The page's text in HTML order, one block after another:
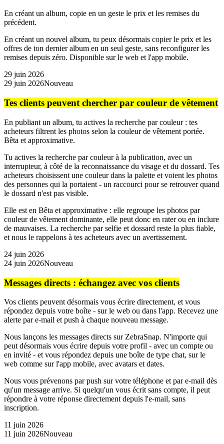
En créant un album, copie en un geste le prix et les remises du
précédent.
En créant un nouvel album, tu peux désormais copier le prix et les
offres de ton dernier album en un seul geste, sans reconfigurer les
remises depuis zéro. Disponible sur le web et l'app mobile.
29 juin 2026
29 juin 2026Nouveau
Tes clients peuvent chercher par couleur de vêtement
En publiant un album, tu actives la recherche par couleur : tes
acheteurs filtrent les photos selon la couleur de vêtement portée.
Bêta et approximative.
Tu actives la recherche par couleur à la publication, avec un
interrupteur, à côté de la reconnaissance du visage et du dossard. Tes
acheteurs choisissent une couleur dans la palette et voient les photos
des personnes qui la portaient - un raccourci pour se retrouver quand
le dossard n'est pas visible.
Elle est en Bêta et approximative : elle regroupe les photos par
couleur de vêtement dominante, elle peut donc en rater ou en inclure
de mauvaises. La recherche par selfie et dossard reste la plus fiable,
et nous le rappelons à tes acheteurs avec un avertissement.
24 juin 2026
24 juin 2026Nouveau
Messages directs : échangez avec vos clients
Vos clients peuvent désormais vous écrire directement, et vous
répondez depuis votre boîte - sur le web ou dans l'app. Recevez une
alerte par e-mail et push à chaque nouveau message.
Nous lançons les messages directs sur ZebraSnap. N'importe qui
peut désormais vous écrire depuis votre profil - avec un compte ou
en invité - et vous répondez depuis une boîte de type chat, sur le
web comme sur l'app mobile, avec avatars et dates.
Nous vous prévenons par push sur votre téléphone et par e-mail dès
qu'un message arrive. Si quelqu'un vous écrit sans compte, il peut
répondre à votre réponse directement depuis l'e-mail, sans
inscription.
11 juin 2026
11 juin 2026Nouveau